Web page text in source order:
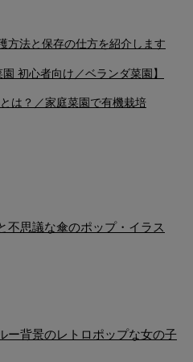
方法と保存の仕方を紹介します
初心者向け／ベランダ菜園】
は？／家庭菜園で有機栽培
不思議な傘のポップ・イラス
ー背景のレトロポップな女の子